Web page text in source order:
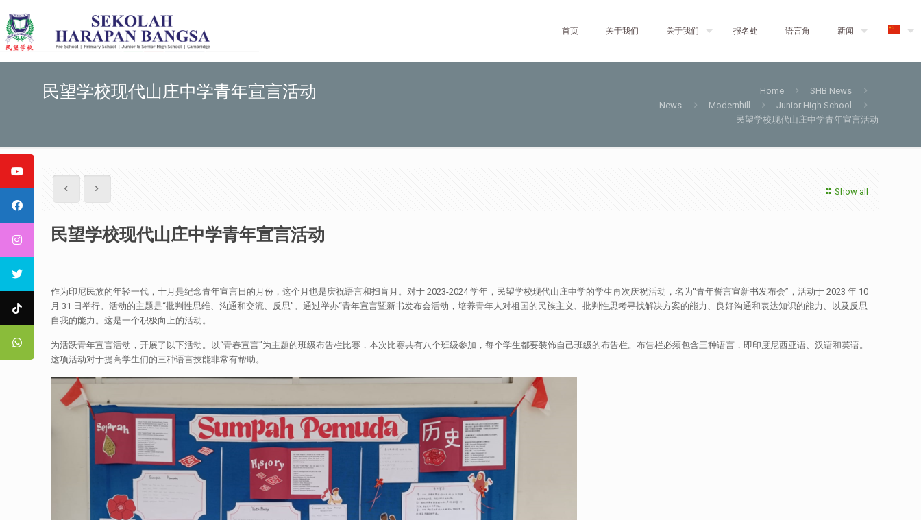
首页 关于我们 关于我们 报名处 语言角 新闻
民望学校现代山庄中学青年宣言活动 Home
SHB News
News
Modernhill
Junior High School
民望学校现代山庄中学青年宣言活动
Show all
民望学校现代山庄中学青年宣言活动
作为印尼民族的年轻一代，十月是纪念青年宣言日的月份，这个月也是庆祝语言和扫盲月。对于 2023-2024 学年，民望学校现代山庄中学的学生再次庆祝活动，名为“青年誓言宣新书发布会”，活动于 2023 年 10
月 31 日举行。活动的主题是“批判性思维、沟通和交流、反思”。通过举办“青年宣言暨新书发布会活动，培养青年人对祖国的民族主义、批判性思考寻找解决方案的能力、良好沟通和表达知识的能力、以及反思
自我的能力。这是一个积极向上的活动。
为活跃青年宣言活动，开展了以下活动。以“青春宣言”为主题的班级布告栏比赛，本次比赛共有八个班级参加，每个学生都要装饰自己班级的布告栏。布告栏必须包含三种语言，即印度尼西亚语、汉语和英语。
这项活动对于提高学生们的三种语言技能非常有帮助。